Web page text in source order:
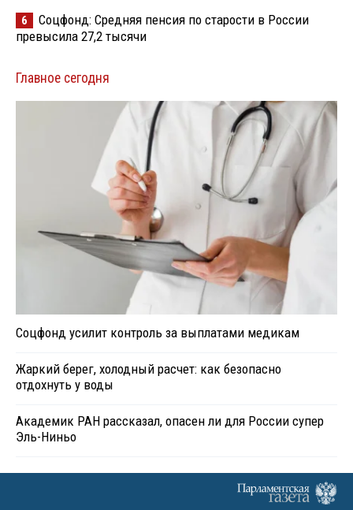
6
Соцфонд: Средняя пенсия по старости в России
превысила 27,2 тысячи
Главное сегодня
Соцфонд усилит контроль за выплатами медикам
Жаркий берег, холодный расчет: как безопасно
отдохнуть у воды
Академик РАН рассказал, опасен ли для России супер
Эль-Ниньо